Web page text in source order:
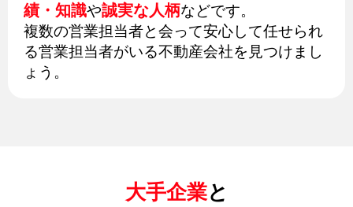
績・知識や誠実な人柄などです。
複数の営業担当者と会って安心して任せられ
る営業担当者がいる不動産会社を見つけまし
ょう。
大手企業と